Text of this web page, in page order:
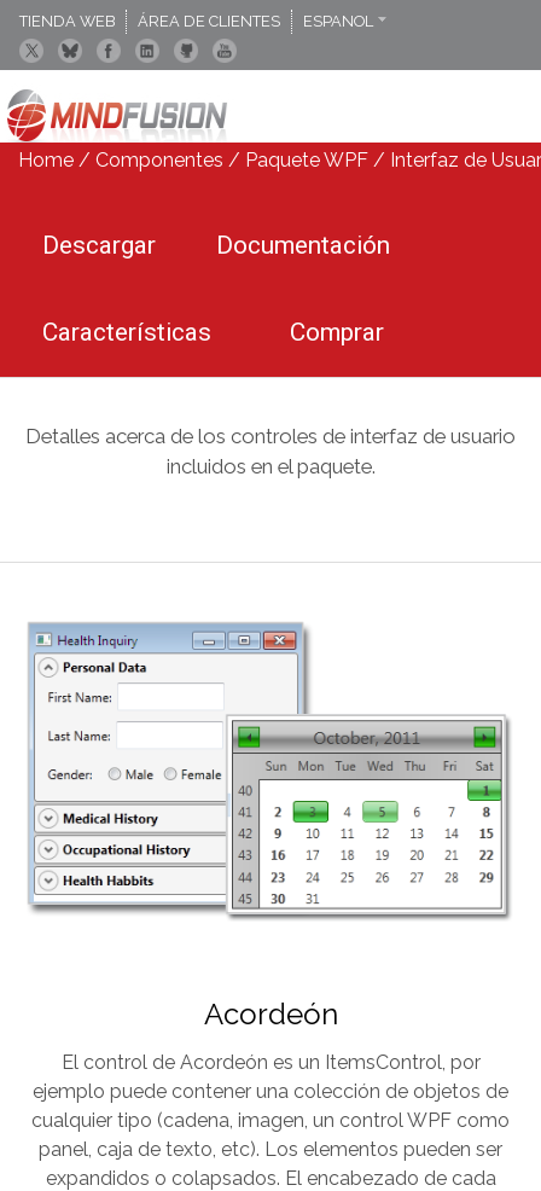
TIENDA WEB ÁREA DE CLIENTES
ESPANOL
Home / Componentes / Paquete WPF / Interfaz de
Descargar Documentación
Características Comprar
Detalles acerca de los controles de interfaz de usuario
incluidos en el paquete.
Acordeón
El control de Acordeón es un ItemsControl, por
ejemplo puede contener una colección de objetos de
cualquier tipo (cadena, imagen, un control WPF como
panel, caja de texto, etc). Los elementos pueden ser
expandidos o colapsados. El encabezado de cada